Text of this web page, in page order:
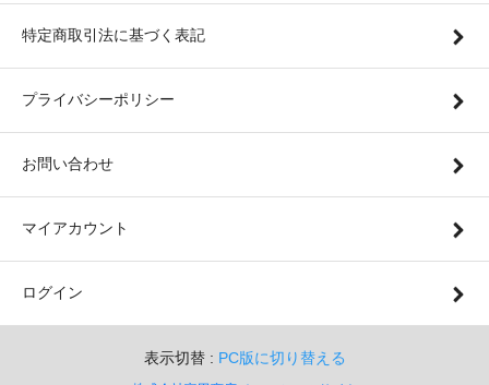
特定商取引法に基づく表記
プライバシーポリシー
お問い合わせ
マイアカウント
ログイン
表示切替 : PC版に切り替える